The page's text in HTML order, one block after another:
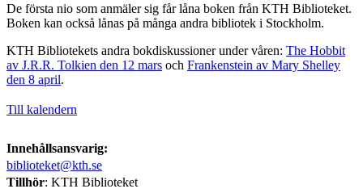
De första nio som anmäler sig får låna boken från KTH Biblioteket.
Boken kan också lånas på många andra bibliotek i Stockholm.
KTH Bibliotekets andra bokdiskussioner under våren: The Hobbit
av J.R.R. Tolkien den 12 mars och Frankenstein av Mary Shelley
den 8 april.
Till kalendern
Innehållsansvarig:
biblioteket@kth.se
Tillhör: KTH Biblioteket